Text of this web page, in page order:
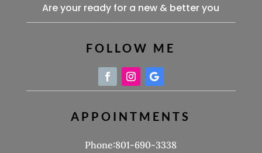
Are your ready for a new & better you
FOLLOW ME
APPOINTMENTS
Phone:801-690-3338